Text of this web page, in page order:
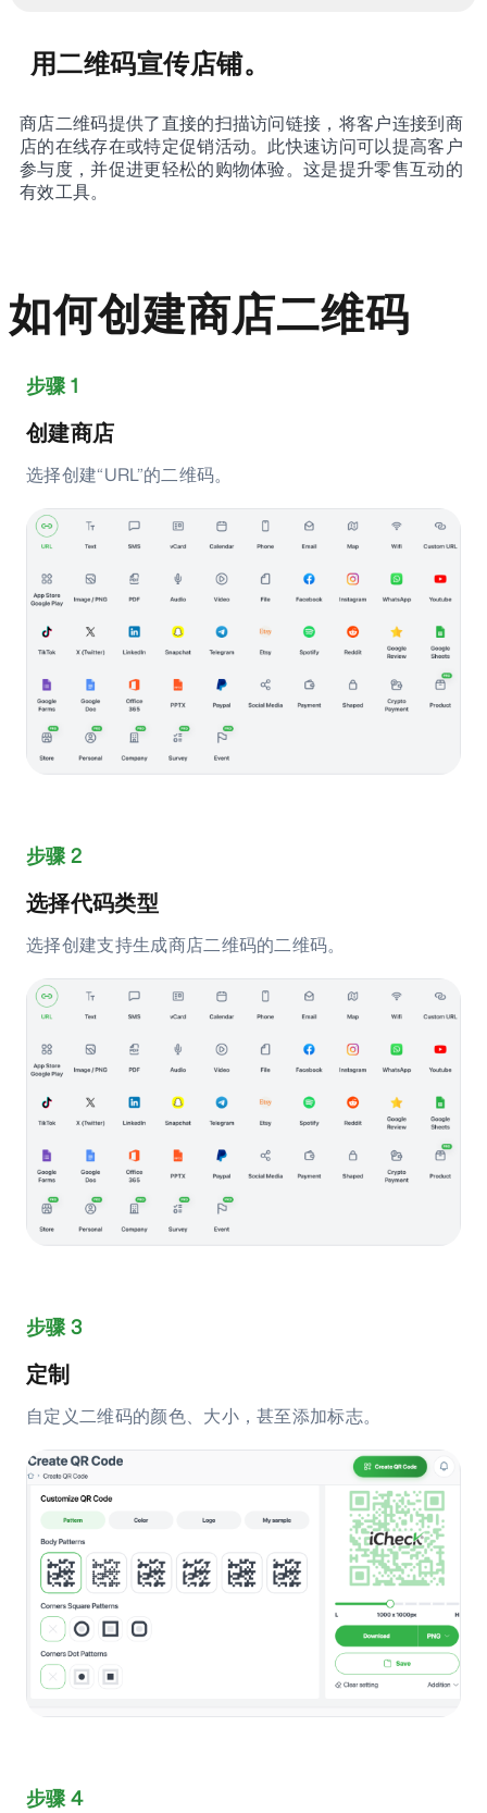
用二维码宣传店铺。
商店二维码提供了直接的扫描访问链接，将客户连接到商
店的在线存在或特定促销活动。此快速访问可以提高客户
参与度，并促进更轻松的购物体验。这是提升零售互动的
有效工具。
如何创建商店二维码
步骤 1
创建商店
选择创建“URL”的二维码。
步骤 2
选择代码类型
选择创建支持生成商店二维码的二维码。
步骤 3
定制
自定义二维码的颜色、大小，甚至添加标志。
步骤 4